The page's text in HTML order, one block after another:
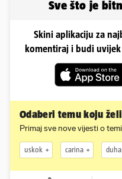
Sve što je
Skini aplikaciju za
komentiraj i budi
Odaberi temu koju
Primaj sve nove vijesti o
uskok carina